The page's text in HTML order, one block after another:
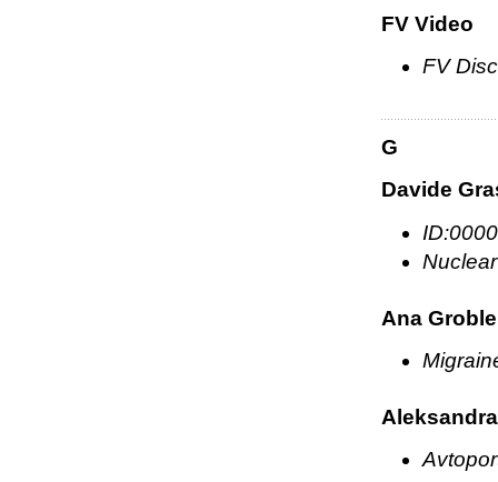
FV Video
FV
G
Davide
Ana